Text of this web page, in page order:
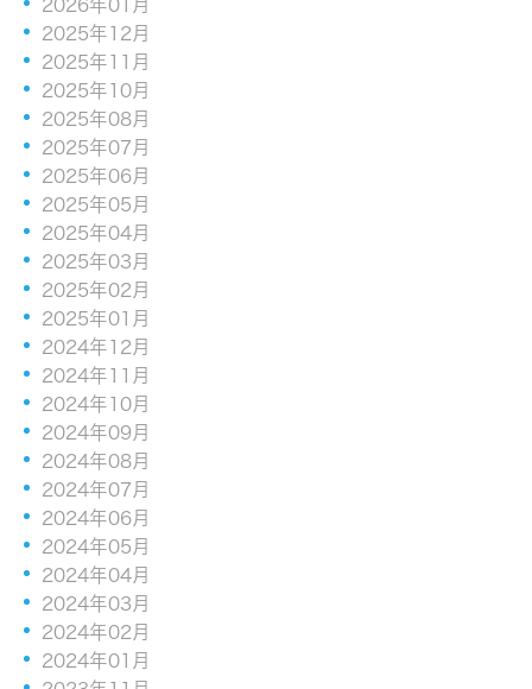
2026年01月
2025年12月
2025年11月
2025年10月
2025年08月
2025年07月
2025年06月
2025年05月
2025年04月
2025年03月
2025年02月
2025年01月
2024年12月
2024年11月
2024年10月
2024年09月
2024年08月
2024年07月
2024年06月
2024年05月
2024年04月
2024年03月
2024年02月
2024年01月